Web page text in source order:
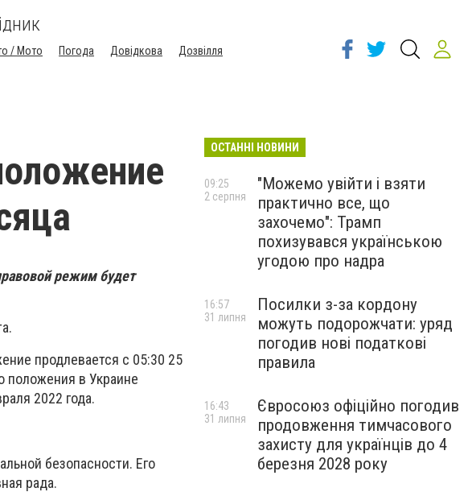
/ Мото Погода Довідкова
Дозвілля
режим будет
продлевается с 05:30 25
положения в Украине
2022 года.
безопасности. Его
рада.
ОСТАННІ НОВИНИ
"Можемо увійти і взяти
практично все, що
захочемо": Трамп
похизувався українською
угодою про надра
09:25
2 серпня
Посилки з-за кордону
можуть подорожчати: уряд
погодив нові податкові
правила
16:57
31 липня
Євросоюз офіційно погодив
продовження тимчасового
захисту для українців до 4
березня 2028 року
16:43
31 липня